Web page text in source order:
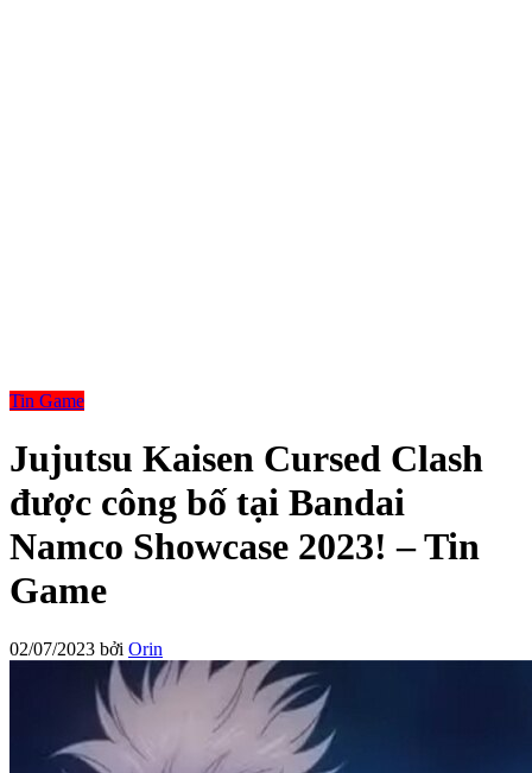
Tin Game
Jujutsu Kaisen Cursed Clash
được công bố tại Bandai
Namco Showcase 2023! – Tin
Game
02/07/2023 bởi Orin